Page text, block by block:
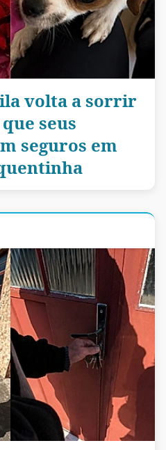
volta a sorrir
seus
seguros em